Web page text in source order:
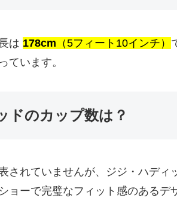
は 178cm （5フィート10インチ）
ています。
ドのカップ数は？
されていませんが、ジジ・ハデ
ョーで完璧なフィット感のあるデ